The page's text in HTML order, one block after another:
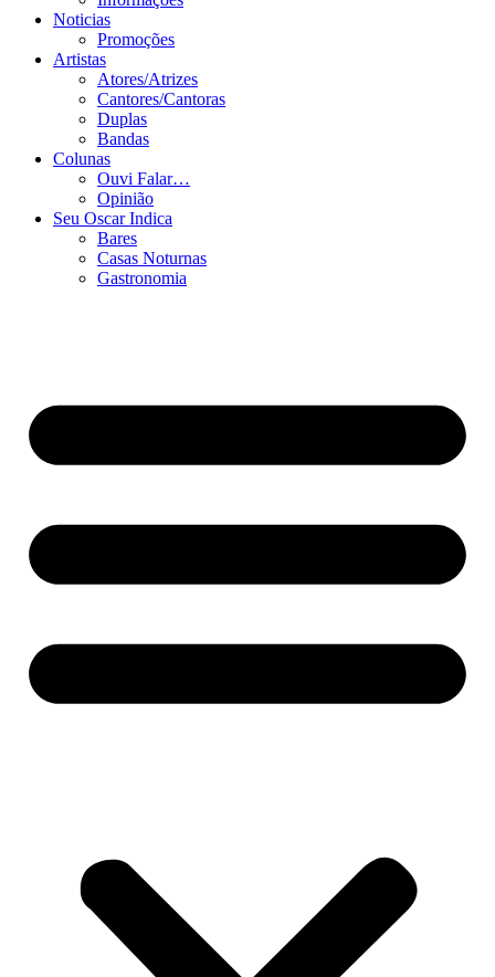
Noticias
Promoções
Artistas
Atores/Atrizes
Cantores/Cantoras
Duplas
Bandas
Colunas
Ouvi Falar…
Opinião
Seu Oscar Indica
Bares
Casas Noturnas
Gastronomia